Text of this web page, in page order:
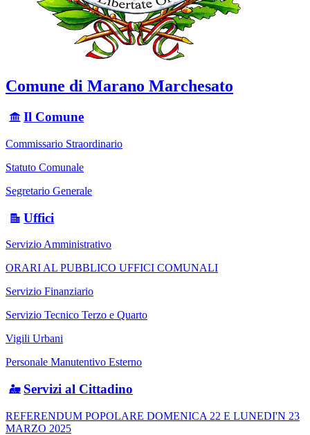
Comune di Marano Marchesato
Il Comune
Commissario Straordinario
Statuto Comunale
Segretario Generale
Uffici
Servizio Amministrativo
ORARI AL PUBBLICO UFFICI COMUNALI
Servizio Finanziario
Servizio Tecnico Terzo e Quarto
Vigili Urbani
Personale Manutentivo Esterno
Servizi al Cittadino
REFERENDUM POPOLARE DOMENICA 22 E LUNEDI'N 23
MARZO 2025